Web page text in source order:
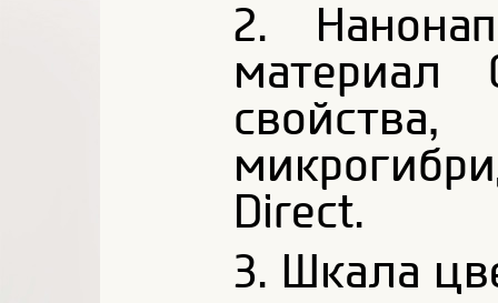
2.
материал
Direct.
3. Шкала